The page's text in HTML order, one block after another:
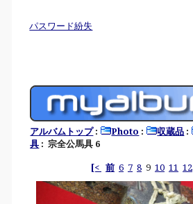
パスワード紛失
アルバムトップ: Photo : 収蔵品 :
具 : 宗全公馬具 6
[< 前 6 7 8 9 10 11 12